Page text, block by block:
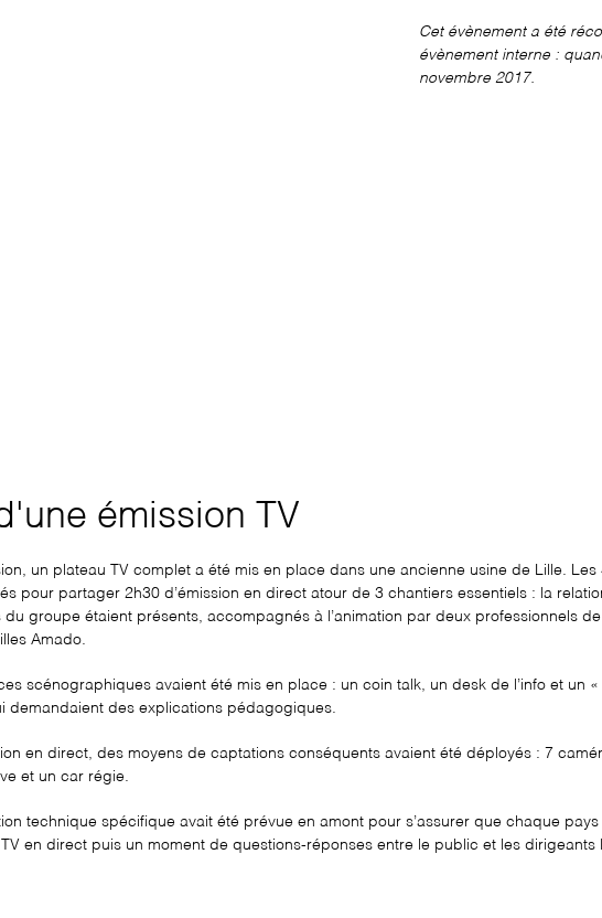
Cet évènement a été
évènement interne :
novembre 2017.
émission TV
un plateau TV complet a été mis en place dans une ancienne usine de Lille.
pour partager 2h30 d’émission en direct atour de 3 chantiers essentiels : la
groupe étaient présents, accompagnés à l’animation par deux professionnels
Amado.
scénographiques avaient été mis en place : un coin talk, un desk de l’info et un
demandaient des explications pédagogiques.
en direct, des moyens de captations conséquents avaient été déployés : 7
et un car régie.
technique spécifique avait été prévue en amont pour s’assurer que chaque
TV en direct puis un moment de questions-réponses entre le public et les dirigeants